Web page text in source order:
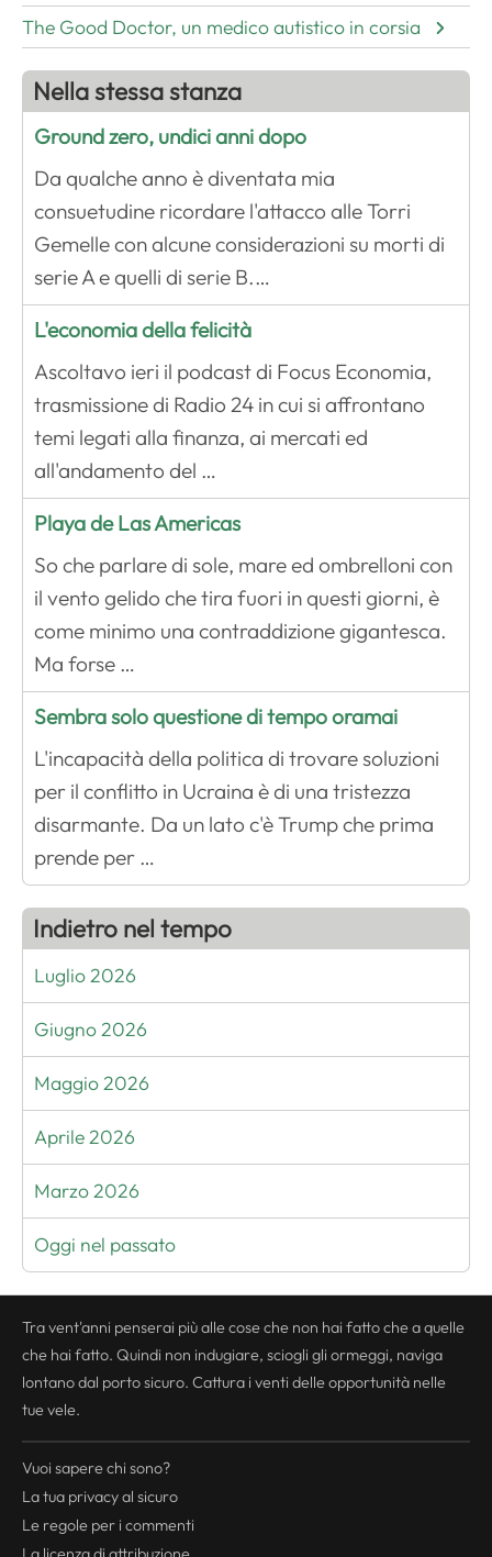
The Good Doctor, un medico autistico in corsia
Nella stessa stanza
Ground zero, undici anni dopo
Da qualche anno è diventata mia
consuetudine ricordare l'attacco alle Torri
Gemelle con alcune considerazioni su morti di
serie A e quelli di serie B.…
L'economia della felicità
Ascoltavo ieri il podcast di Focus Economia,
trasmissione di Radio 24 in cui si affrontano
temi legati alla finanza, ai mercati ed
all'andamento del …
Playa de Las Americas
So che parlare di sole, mare ed ombrelloni con
il vento gelido che tira fuori in questi giorni, è
come minimo una contraddizione gigantesca.
Ma forse …
Sembra solo questione di tempo oramai
L'incapacità della politica di trovare soluzioni
per il conflitto in Ucraina è di una tristezza
disarmante. Da un lato c'è Trump che prima
prende per …
Indietro nel tempo
Luglio 2026
Giugno 2026
Maggio 2026
Aprile 2026
Marzo 2026
Oggi nel passato
Tra vent'anni penserai più alle cose che non hai fatto che a quelle
che hai fatto. Quindi non indugiare, sciogli gli ormeggi, naviga
lontano dal porto sicuro. Cattura i venti delle opportunità nelle
tue vele.
Vuoi sapere chi sono?
La tua privacyal sicuro
Le regole per i commenti